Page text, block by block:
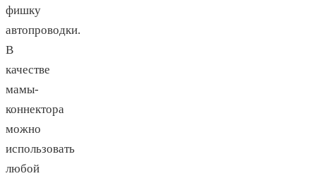
фишку
автопроводки.
В
качестве
мамы-
коннектора
можно
использовать
любой